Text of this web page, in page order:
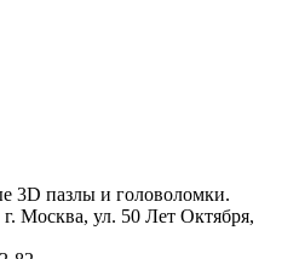
3D пазлы и головоломки.
Москва, ул. 50 Лет Октября,